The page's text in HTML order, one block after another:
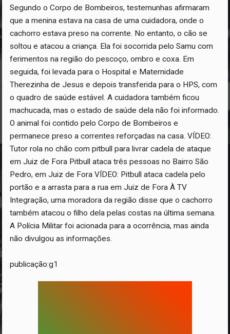
Segundo o Corpo de Bombeiros, testemunhas afirmaram
que a menina estava na casa de uma cuidadora, onde o
cachorro estava preso na corrente. No entanto, o cão se
soltou e atacou a criança. Ela foi socorrida pelo Samu com
ferimentos na região do pescoço, ombro e coxa. Em
seguida, foi levada para o Hospital e Maternidade
Therezinha de Jesus e depois transferida para o HPS, com
o quadro de saúde estável. A cuidadora também ficou
machucada, mas o estado de saúde dela não foi informado.
O animal foi contido pelo Corpo de Bombeiros e
permanece preso a correntes reforçadas na casa. VÍDEO:
Tutor rola no chão com pitbull para livrar cadela de ataque
em Juiz de Fora Pitbull ataca três pessoas no Bairro São
Pedro, em Juiz de Fora VÍDEO: Pitbull ataca cadela pelo
portão e a arrasta para a rua em Juiz de Fora À TV
Integração, uma moradora da região disse que o cachorro
também atacou o filho dela pelas costas na última semana.
A Polícia Militar foi acionada para a ocorrência, mas ainda
não divulgou as informações.
publicação:g1